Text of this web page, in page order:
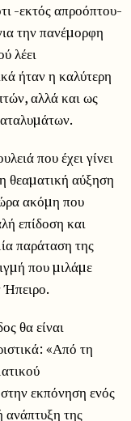
-εκτός απροόπτου-
την πανέµορφη
λέει
ήταν η καλύτερη
αλλά και ως
που έχει γίνει
θεαµατική αύξηση
ακόµη που
επίδοση και
παράταση της
που µιλάµε
Ήπειρο.
θα είναι
«Από τη
εκπόνηση ενός
ανάπτυξη της